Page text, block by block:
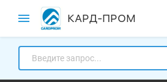
КАРД-ПРОМ